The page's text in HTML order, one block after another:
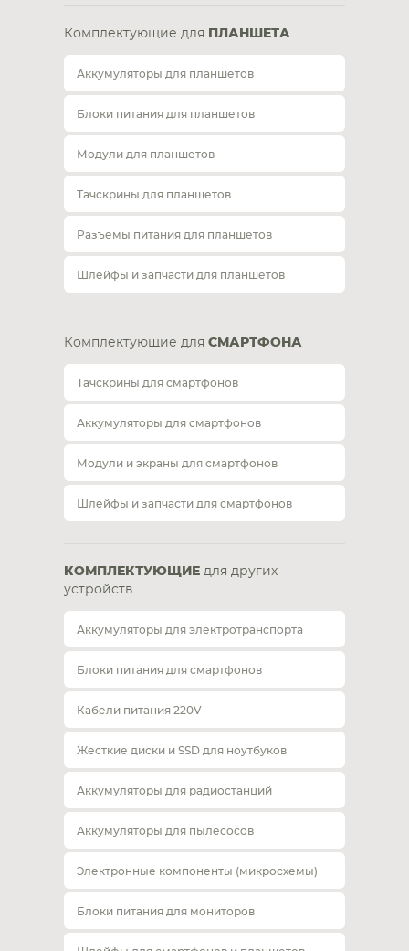
Комплектующие для ПЛАНШЕТА
Аккумуляторы для планшетов
Блоки питания для планшетов
Модули для планшетов
Тачскрины для планшетов
Разъемы питания для планшетов
Шлейфы и запчасти для планшетов
Комплектующие для СМАРТФОНА
Тачскрины для смартфонов
Аккумуляторы для смартфонов
Модули и экраны для смартфонов
Шлейфы и запчасти для смартфонов
КОМПЛЕКТУЮЩИЕ для других
устройств
Аккумуляторы для электротранспорта
Блоки питания для смартфонов
Кабели питания 220V
Жесткие диски и SSD для ноутбуков
Аккумуляторы для радиостанций
Аккумуляторы для пылесосов
Электронные компоненты (микросхемы)
Блоки питания для мониторов